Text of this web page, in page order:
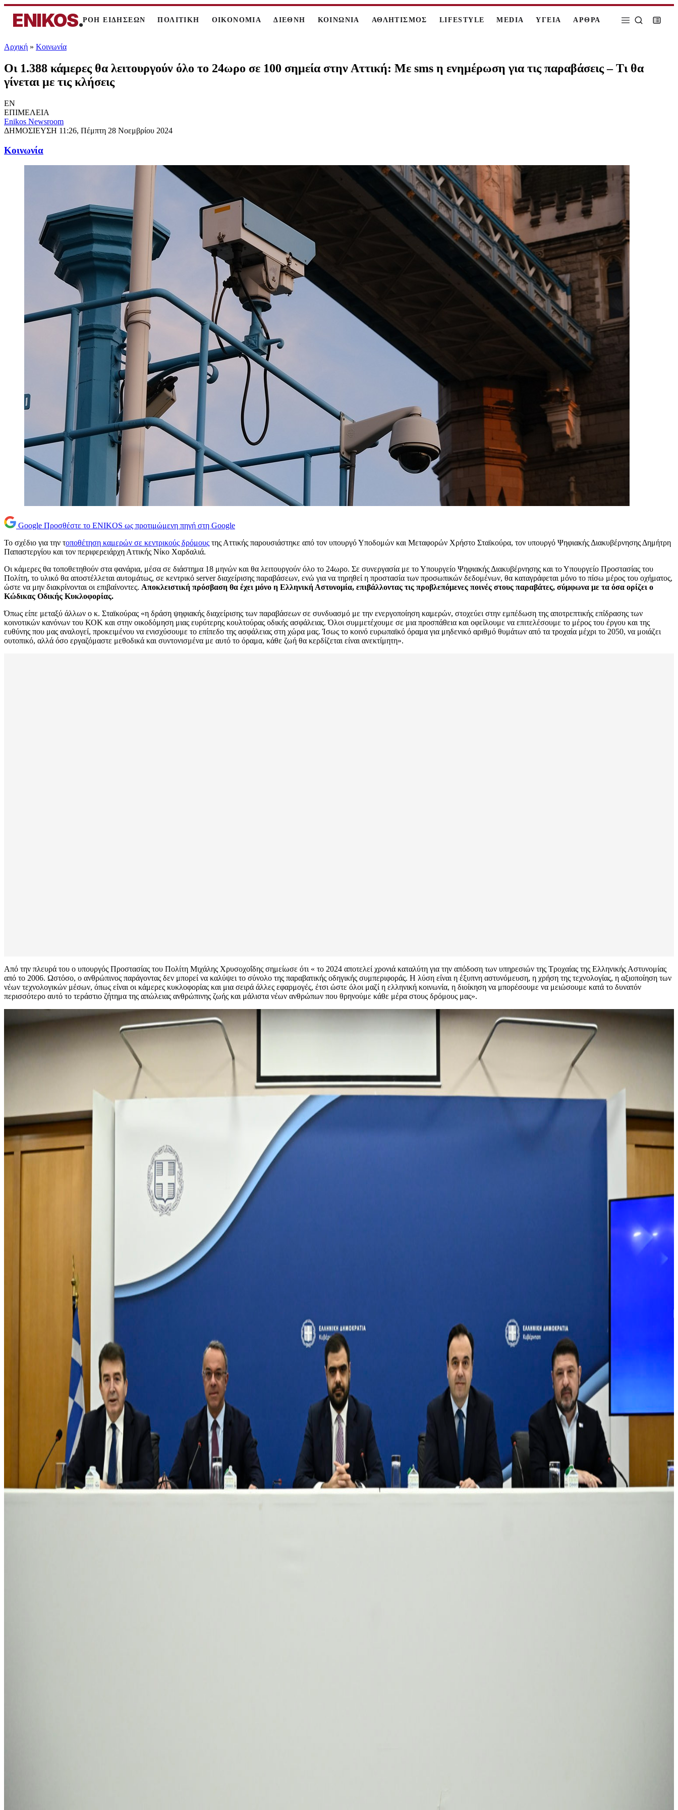
ENIKOS.ΡΟΗ ΕΙΔΗΣΕΩΝ ΠΟΛΙΤΙΚΗ ΟΙΚΟΝΟΜΙΑ ΔΙΕΘΝΗ ΚΟΙΝΩΝΙΑ ΑΘΛΗΤΙΣΜΟΣ LIFESTYLE MEDIA ΥΓΕΙΑ ΑΡΘΡΑ
Αρχική » Κοινωνία
Οι 1.388 κάμερες θα λειτουργούν όλο το 24ωρο σε 100 σημεία στην Αττική: Με sms η ενημέρωση για τις παραβάσεις – Τι θα
γίνεται με τις κλήσεις
EN
ΕΠΙΜΕΛΕΙΑ
Enikos Newsroom
ΔΗΜΟΣΙΕΥΣΗ 11:26, Πέμπτη 28 Νοεμβρίου 2024
Κοινωνία
Google Προσθέστε το ENIKOS ως προτιμώμενη πηγή στη Google
Το σχέδιο για την τοποθέτηση καμερών σε κεντρικούς δρόμους της Αττικής παρουσιάστηκε από τον υπουργό Υποδομών και Μεταφορών Χρήστο Σταϊκούρα, τον υπουργό Ψηφιακής Διακυβέρνησης Δημήτρη
Παπαστεργίου και τον περιφερειάρχη Αττικής Νίκο Χαρδαλιά.
Οι κάμερες θα τοποθετηθούν στα φανάρια, μέσα σε διάστημα 18 μηνών και θα λειτουργούν όλο το 24ωρο. Σε συνεργασία με το Υπουργείο Ψηφιακής Διακυβέρνησης και το Υπουργείο Προστασίας του
Πολίτη, το υλικό θα αποστέλλεται αυτομάτως, σε κεντρικό server διαχείρισης παραβάσεων, ενώ για να τηρηθεί η προστασία των προσωπικών δεδομένων, θα καταγράφεται μόνο το πίσω μέρος του οχήματος,
ώστε να μην διακρίνονται οι επιβαίνοντες. Αποκλειστική πρόσβαση θα έχει μόνο η Ελληνική Αστυνομία, επιβάλλοντας τις προβλεπόμενες ποινές στους παραβάτες, σύμφωνα με τα όσα ορίζει ο
Κώδικας Οδικής Κυκλοφορίας.
Όπως είπε μεταξύ άλλων ο κ. Σταϊκούρας «η δράση ψηφιακής διαχείρισης των παραβάσεων σε συνδυασμό με την ενεργοποίηση καμερών, στοχεύει στην εμπέδωση της αποτρεπτικής επίδρασης των
κοινοτικών κανόνων του ΚΟΚ και στην οικοδόμηση μιας ευρύτερης κουλτούρας οδικής ασφάλειας. Όλοι συμμετέχουμε σε μια προσπάθεια και οφείλουμε να επιτελέσουμε το μέρος του έργου και της
ευθύνης που μας αναλογεί, προκειμένου να ενισχύσουμε το επίπεδο της ασφάλειας στη χώρα μας. Ίσως το κοινό ευρωπαϊκό όραμα για μηδενικό αριθμό θυμάτων από τα τροχαία μέχρι το 2050, να μοιάζει
ουτοπικό, αλλά όσο εργαζόμαστε μεθοδικά και συντονισμένα με αυτό το όραμα, κάθε ζωή θα κερδίζεται είναι ανεκτίμητη».
Από την πλευρά του ο υπουργός Προστασίας του Πολίτη Μιχάλης Χρυσοχοΐδης σημείωσε ότι « το 2024 αποτελεί χρονιά καταλύτη για την απόδοση των υπηρεσιών της Τροχαίας της Ελληνικής Αστυνομίας
από το 2006. Ωστόσο, ο ανθρώπινος παράγοντας δεν μπορεί να καλύψει το σύνολο της παραβατικής οδηγικής συμπεριφοράς. Η λύση είναι η έξυπνη αστυνόμευση, η χρήση της τεχνολογίας, η αξιοποίηση των
νέων τεχνολογικών μέσων, όπως είναι οι κάμερες κυκλοφορίας και μια σειρά άλλες εφαρμογές, έτσι ώστε όλοι μαζί η ελληνική κοινωνία, η διοίκηση να μπορέσουμε να μειώσουμε κατά το δυνατόν
περισσότερο αυτό το τεράστιο ζήτημα της απώλειας ανθρώπινης ζωής και μάλιστα νέων ανθρώπων που θρηνούμε κάθε μέρα στους δρόμους μας».